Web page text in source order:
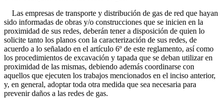
Las empresas de transporte y distribución de gas de red que hayan
sido informadas de obras y/o construcciones que se inicien en la
proximidad de sus redes, deberán tener a disposición de quien lo
solicite tanto los planos con la caracterización de sus redes, de
acuerdo a lo señalado en el artículo 6º de este reglamento, así como
los procedimientos de excavación y tapada que se deban utilizar en
proximidad de las mismas, debiendo además coordinarse con
aquellos que ejecuten los trabajos mencionados en el inciso anterior,
y, en general, adoptar toda otra medida que sea necesaria para
prevenir daños a las redes de gas.